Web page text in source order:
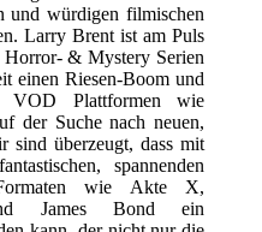
und würdigen filmischen
Larry Brent ist am Puls
& Mystery Serien
einen Riesen-Boom und
VOD Plattformen wie
der Suche nach neuen,
sind überzeugt, dass mit
spannenden
wie Akte X,
James Bond ein